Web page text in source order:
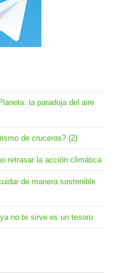
la paradoja del aire
de cruceros? (2)
retrasar la acción climática
de manera sostenible
no te sirve es un tesoro